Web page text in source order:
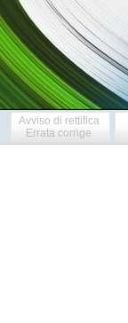
Avviso di rettifica
Errata corrige